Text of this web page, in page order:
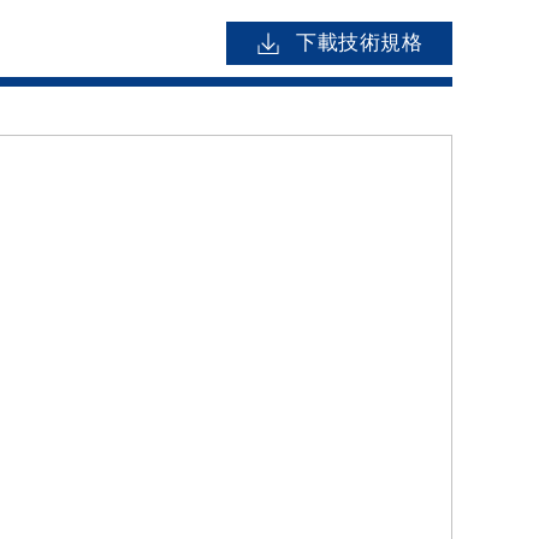
下載技術規格